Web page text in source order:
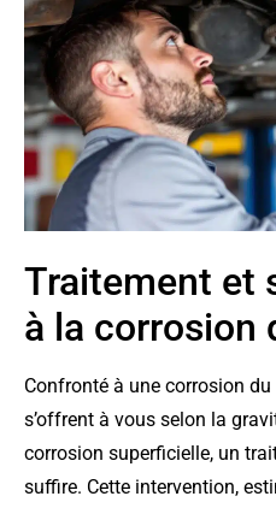
Traitement et
à la corrosion
Confronté à une corrosion
s’offrent à vous selon la
corrosion superficielle, un
suffire. Cette intervention,